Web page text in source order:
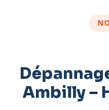
Ambilly –